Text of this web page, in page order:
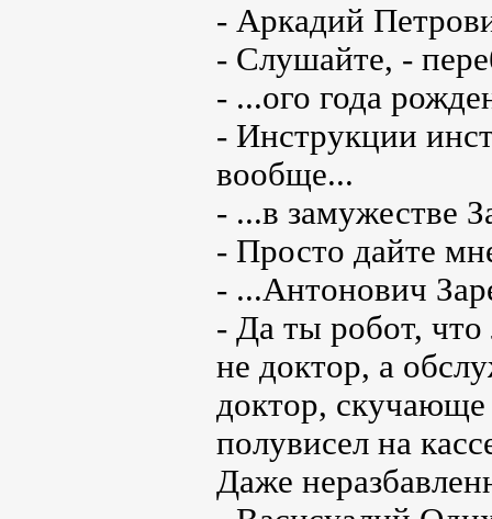
- Аркадий
- Слушайте, -
- ...ого года
- Инструкции
вообще...
- ...в замужестве
- Просто дайте
- ...Антонович
- Да ты робот, что
не доктор, а
доктор, скучающе
полувисел на
Даже